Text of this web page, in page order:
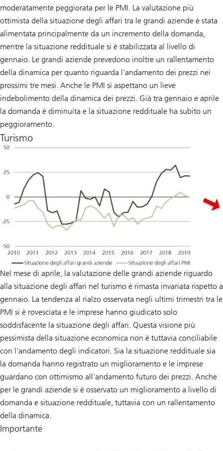
moderatamente peggiorata per le PMI. La valutazione più
ottimista della situazione degli affari tra le grandi aziende è stata
alimentata principalmente da un incremento della domanda,
mentre la situazione reddituale si è stabilizzata al livello di
gennaio. Le grandi aziende prevedono inoltre un rallentamento
della dinamica per quanto riguarda l'andamento dei prezzi nei
prossimi tre mesi. Anche le PMI si aspettano un lieve
indebolimento della dinamica dei prezzi. Già tra gennaio e aprile
la domanda è diminuita e la situazione reddituale ha subito un
peggioramento.
Turismo
Nel mese di aprile, la valutazione delle grandi aziende riguardo
alla situazione degli affari nel turismo è rimasta invariata rispetto a
gennaio. La tendenza al rialzo osservata negli ultimi trimestri tra le
PMI si è rovesciata e le imprese hanno giudicato solo
soddisfacente la situazione degli affari. Questa visione più
pessimista della situazione economica non è tuttavia conciliabile
con l'andamento degli indicatori. Sia la situazione reddituale sia
la domanda hanno registrato un miglioramento e le imprese
guardano con ottimismo all'andamento futuro dei prezzi. Anche
per le grandi aziende si è osservato un miglioramento a livello di
domanda e situazione reddituale, tuttavia con un rallentamento
della dinamica.
Importante